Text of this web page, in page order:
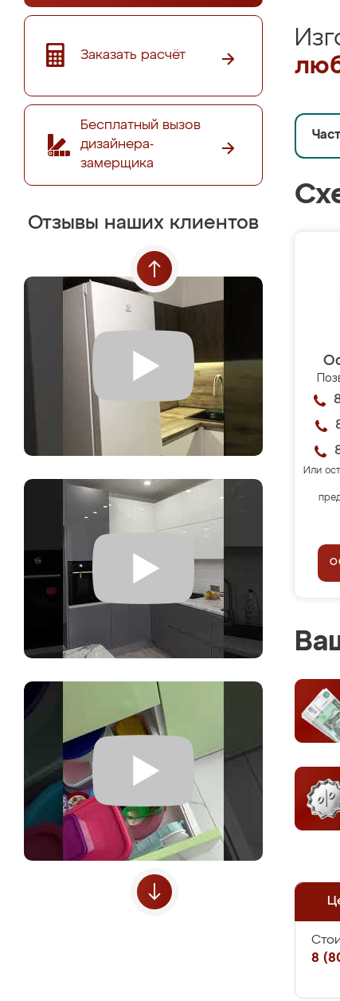
Заказать расчёт
Бесплатный вызов
дизайнера-
замерщика
Отзывы наших клиентов
Или
8